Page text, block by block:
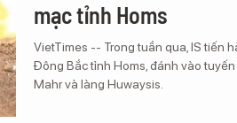
mạc tỉnh Homs
VietTimes -- Trong tuần qua, IS tiến
Đông Bắc tỉnh Homs, đánh vào
Mahr và làng Huwaysis.